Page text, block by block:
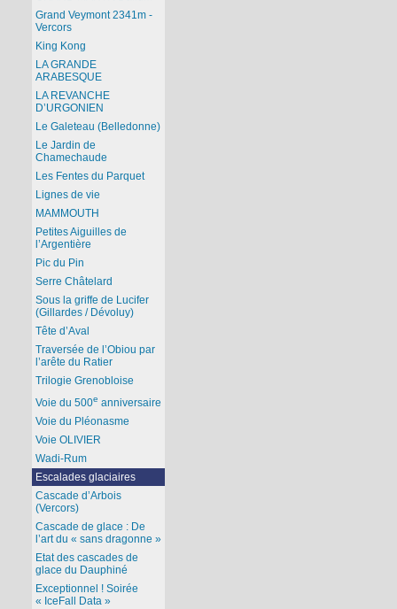
Grand Veymont 2341m -
Vercors
King Kong
LA GRANDE
ARABESQUE
LA REVANCHE
D’URGONIEN
Le Galeteau (Belledonne)
Le Jardin de
Chamechaude
Les Fentes du Parquet
Lignes de vie
MAMMOUTH
Petites Aiguilles de
l’Argentière
Pic du Pin
Serre Châtelard
Sous la griffe de Lucifer
(Gillardes / Dévoluy)
Tête d’Aval
Traversée de l’Obiou par
l’arête du Ratier
Trilogie Grenobloise
Voie du 500e anniversaire
Voie du Pléonasme
Voie OLIVIER
Wadi-Rum
Escalades glaciaires
Cascade d’Arbois
(Vercors)
Cascade de glace : De
l’art du « sans dragonne »
Etat des cascades de
glace du Dauphiné
Exceptionnel ! Soirée
« IceFall Data »